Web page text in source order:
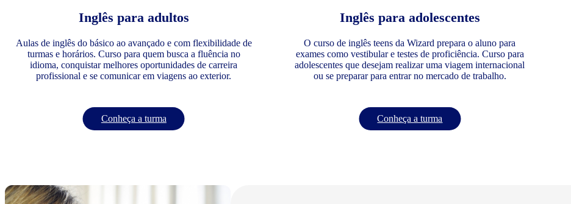
Inglês para adultos
Aulas de inglês do básico ao avançado e com flexibilidade de
turmas e horários. Curso para quem busca a fluência no
idioma, conquistar melhores oportunidades de carreira
profissional e se comunicar em viagens ao exterior.
Conheça a turma
Inglês para adolescentes
O curso de inglês teens da Wizard prepara o aluno para
exames como vestibular e testes de proficiência. Curso para
adolescentes que desejam realizar uma viagem internacional
ou se preparar para entrar no mercado de trabalho.
Conheça a turma